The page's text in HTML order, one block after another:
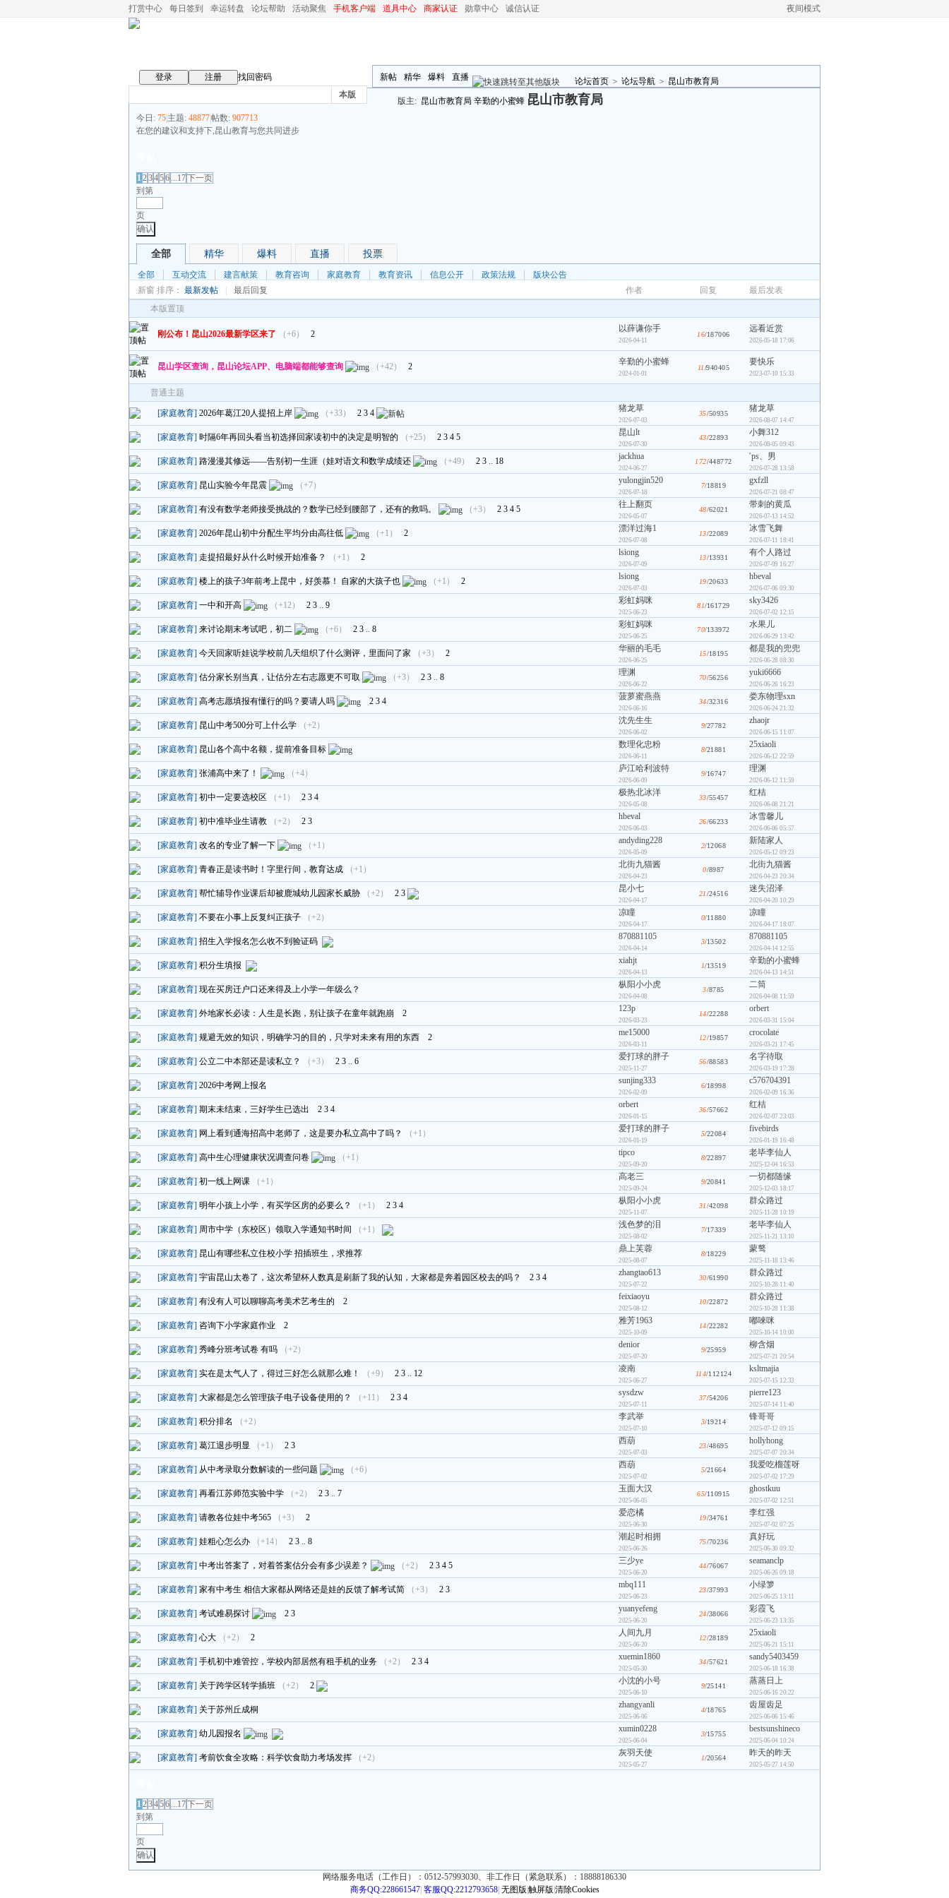
夜间模式
打赏中心 每日签到 幸运转盘 论坛帮助 活动聚焦 手机客户端 道具中心 商家认证 勋章中心 诚信认证
登录 注册
找回密码
本版
新帖 精华 爆料 直播 论坛首页 > 论坛导航 > 昆山市教育局
版主: 昆山市教育局 辛勤的小蜜蜂 昆山市教育局
今日: 75 主题: 48877帖数: 907713
在您的建议和支持下,昆山教育与您共同进步
123456 ...17下一页
到第
页
确认
全部 精华 爆料 直播 投票
全部 互动交流 建言献策 教育咨询 家庭教育 教育资讯 信息公开 政策法规
版块公告
新窗 排序： 最新发帖 最后回复 作者 回复
最后发表
本版置顶
刚公布！昆山2026最新学区来了 （+6） 2
以薛谦你手
2026-04-11
16/187006
远看近赏
2026-05-18 17:06
昆山学区查询，昆山论坛APP、电脑端都能够查询 （+42） 2 辛勤的小蜜蜂
2024-01-01
11/940405
要快乐
2023-07-10 15:33
普通主题
[家庭教育] 2026年葛江20人提招上岸 （+33） 2 3 4 猪龙草
2026-07-03
35/50935 猪龙草
2026-08-07 14:47
[家庭教育] 时隔6年再回头看当初选择回家读初中的决定是明智的 （+25） 2 3 4 5 昆山lt
2026-07-30
43/22893 小舞312
2026-08-05 09:43
[家庭教育] 路漫漫其修远——告别初一生涯（娃对语文和数学成绩还 （+49） 2 3 .. 18 jackhua
2024-06-27
172/448772 ′ps、男
2026-07-28 13:58
[家庭教育] 昆山实验今年昆震 （+7） yulongjin520
2026-07-18
7/18819 gxfzll
2026-07-21 08:47
[家庭教育] 有没有数学老师接受挑战的？数学已经到腰部了，还有的救吗。 （+3） 2 3 4 5 往上翻页
2026-05-07
48/62021 带刺的黄瓜
2026-07-13 14:52
[家庭教育] 2026年昆山初中分配生平均分由高往低 （+1） 2 漂洋过海1
2026-07-08
13/22089 冰雪飞舞
2026-07-11 18:41
[家庭教育] 走提招最好从什么时候开始准备？ （+1） 2 lsiong
2026-07-09
13/13931 有个人路过
2026-07-09 16:27
[家庭教育] 楼上的孩子3年前考上昆中，好羡慕！ 自家的大孩子也 （+1） 2 lsiong
2026-07-03
19/20633 hbeval
2026-07-06 09:30
[家庭教育] 一中和开高 （+12） 2 3 .. 9 彩虹妈咪
2025-06-23
81/161729 sky3426
2026-07-02 12:15
[家庭教育] 来讨论期末考试吧，初二 （+6） 2 3 .. 8 彩虹妈咪
2025-06-25
70/133972 水果儿
2026-06-29 13:42
[家庭教育] 今天回家听娃说学校前几天组织了什么测评，里面问了家 （+3） 2 华丽的毛毛
2026-06-25
15/18195 都是我的兜兜
2026-06-28 08:30
[家庭教育] 估分家长别当真，让估分左右志愿更不可取 （+3） 2 3 .. 8 理渊
2026-06-22
70/56256 yuki6666
2026-06-26 16:23
[家庭教育] 高考志愿填报有懂行的吗？要请人吗 2 3 4 菠萝蜜燕燕
2026-06-16
34/32316 娄东物理sxn
2026-06-24 21:32
[家庭教育] 昆山中考500分可上什么学 （+2） 沈先生生
2026-06-02
9/27782 zhaojr
2026-06-15 11:07
[家庭教育] 昆山各个高中名额，提前准备目标 数理化忠粉
2026-06-11
8/21881 25xiaoli
2026-06-12 22:59
[家庭教育] 张浦高中来了！ （+4） 庐江哈利波特
2026-06-09
9/16747 理渊
2026-06-12 11:59
[家庭教育] 初中一定要选校区 （+1） 2 3 4 极热北冰洋
2026-05-08
33/55457 红桔
2026-06-08 21:21
[家庭教育] 初中准毕业生请教 （+2） 2 3 hbeval
2026-06-03
26/66233 冰雪馨儿
2026-06-06 05:57
[家庭教育] 改名的专业了解一下 （+1） andyding228
2026-05-09
2/12068 新陆家人
2026-05-12 09:23
[家庭教育] 青春正是读书时！字里行间，教育达成 （+1） 北街九猫酱
2026-04-23
0/8987 北街九猫酱
2026-04-23 20:34
[家庭教育] 帮忙辅导作业课后却被鹿城幼儿园家长威胁 （+2） 2 3 昆小七
2026-04-17
21/24516 迷失沼泽
2026-04-20 10:29
[家庭教育] 不要在小事上反复纠正孩子 （+2） 凉瞳
2026-04-17
0/11880 凉瞳
2026-04-17 18:07
[家庭教育] 招生入学报名怎么收不到验证码 870881105
2026-04-14
3/13502 870881105
2026-04-14 12:55
[家庭教育] 积分生填报 xiahjt
2026-04-13
1/13519 辛勤的小蜜蜂
2026-04-13 14:51
[家庭教育] 现在买房迁户口还来得及上小学一年级么？ 枞阳小小虎
2026-04-08
3/8785 二筒
2026-04-08 11:59
[家庭教育] 外地家长必读：人生是长跑，别让孩子在童年就跑崩 2 123p
2026-03-23
14/22288 orbert
2026-03-31 15:04
[家庭教育] 规避无效的知识，明确学习的目的，只学对未来有用的东西 2 me15000
2026-03-11
12/19857 crocolate
2026-03-21 17:45
[家庭教育] 公立二中本部还是读私立？ （+3） 2 3 .. 6 爱打球的胖子
2025-11-27
56/88583 名字待取
2026-03-19 17:28
[家庭教育] 2026中考网上报名 sunjing333
2026-02-09
6/18998 c576704391
2026-02-09 16:36
[家庭教育] 期末未结束，三好学生已选出 2 3 4 orbert
2026-01-15
36/57662 红桔
2026-02-07 23:03
[家庭教育] 网上看到通海招高中老师了，这是要办私立高中了吗？ （+1） 爱打球的胖子
2026-01-19
5/22084 fivebirds
2026-01-19 16:48
[家庭教育] 高中生心理健康状况调查问卷 （+1） tipco
2025-09-20
8/22897 老毕李仙人
2025-12-04 16:53
[家庭教育] 初一线上网课 （+1） 高老三
2025-09-24
9/20841 一切都随缘
2025-12-03 18:17
[家庭教育] 明年小孩上小学，有买学区房的必要么？ （+1） 2 3 4 枞阳小小虎
2025-11-07
31/42098 群众路过
2025-11-28 10:19
[家庭教育] 周市中学（东校区）领取入学通知书时间 （+1） 浅色梦的泪
2025-08-02
7/17339 老毕李仙人
2025-11-21 13:10
[家庭教育] 昆山有哪些私立住校小学 招插班生，求推荐 鼎上芙蓉
2025-08-07
8/18229 蒙骜
2025-11-18 13:46
[家庭教育] 宇宙昆山太卷了，这次希望杯人数真是刷新了我的认知，大家都是奔着园区校去的吗？ 2 3 4 zhangtao613
2025-07-22
30/61990 群众路过
2025-10-28 11:40
[家庭教育] 有没有人可以聊聊高考美术艺考生的 2 feixiaoyu
2025-08-12
10/22872 群众路过
2025-10-28 11:38
[家庭教育] 咨询下小学家庭作业 2 雅芳1963
2025-10-09
14/22282 嘟唻咪
2025-10-14 10:00
[家庭教育] 秀峰分班考试卷 有吗 （+2） denior
2025-07-20
9/25959 柳含烟
2025-07-21 20:54
[家庭教育] 实在是太气人了，得过三好怎么就那么难！ （+9） 2 3 .. 12 凌南
2025-06-27
114/112124 ksltmajia
2025-07-15 12:33
[家庭教育] 大家都是怎么管理孩子电子设备使用的？ （+11） 2 3 4 sysdzw
2025-07-11
37/54206 pierre123
2025-07-14 11:40
[家庭教育] 积分排名 （+2） 李武举
2025-07-10
3/19214 锋哥哥
2025-07-12 09:15
[家庭教育] 葛江退步明显 （+1） 2 3 西葫
2025-07-03
23/48695 hollyhong
2025-07-07 20:34
[家庭教育] 从中考录取分数解读的一些问题 （+6） 西葫
2025-07-02
5/21664 我爱吃榴莲呀
2025-07-02 17:29
[家庭教育] 再看江苏师范实验中学 （+2） 2 3 .. 7 玉面大汉
2025-06-05
65/110915 ghostkuu
2025-07-02 12:51
[家庭教育] 请教各位娃中考565 （+3） 2 爱恋橘
2025-06-30
19/34761 李红强
2025-07-02 07:25
[家庭教育] 娃粗心怎么办 （+14） 2 3 .. 8 潮起时相拥
2025-06-26
75/70236 真好玩
2025-06-30 09:32
[家庭教育] 中考出答案了，对着答案估分会有多少误差？ （+2） 2 3 4 5 三少ye
2025-06-20
44/76067 seamanclp
2025-06-26 09:18
[家庭教育] 家有中考生 相信大家都从网络还是娃的反馈了解考试简 （+3） 2 3 mbq111
2025-06-23
23/37993 小绿箩
2025-06-25 13:11
[家庭教育] 考试难易探讨 2 3 yuanyefeng
2025-06-20
24/38066 彩霞飞
2025-06-23 13:35
[家庭教育] 心大 （+2） 2 人间九月
2025-06-20
12/28189 25xiaoli
2025-06-21 15:11
[家庭教育] 手机初中难管控，学校内部居然有租手机的业务 （+2） 2 3 4 xuemin1860
2025-05-30
34/57621 sandy5403459
2025-06-18 16:38
[家庭教育] 关于跨学区转学插班 （+2） 2 小沈的小号
2025-06-10
9/25141 蒸蒸日上
2025-06-16 20:22
[家庭教育] 关于苏州丘成桐 zhangyanli
2025-06-06
4/18765 齿屋齿足
2025-06-06 15:46
[家庭教育] 幼儿园报名 xumin0228
2025-06-04
3/15755 bestsunshineco
2025-06-04 10:24
[家庭教育] 考前饮食全攻略：科学饮食助力考场发挥 （+2） 灰羽天使
2025-05-27
1/20564 昨天的昨天
2025-05-27 14:50
123456 ...17下一页
到第
页
确认
网络服务电话（工作日）：0512-57993030、非工作日（紧急联系）：18888186330
商务QQ:228661547| 客服QQ:2212793658| 无图版 触屏版 清除Cookies